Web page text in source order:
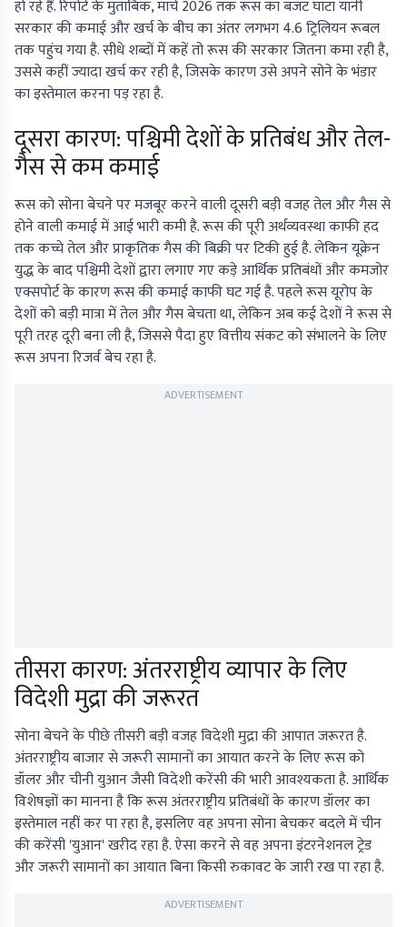
हो रहे हैं. रिपोर्ट के मुताबिक, मार्च 2026 तक रूस का बजट घाटा यानी
सरकार की कमाई और खर्च के बीच का अंतर लगभग 4.6 ट्रिलियन रूबल
तक पहुंच गया है. सीधे शब्दों में कहें तो रूस की सरकार जितना कमा रही है,
उससे कहीं ज्यादा खर्च कर रही है, जिसके कारण उसे अपने सोने के भंडार
का इस्तेमाल करना पड़ रहा है.
दूसरा कारण: पश्चिमी देशों के प्रतिबंध और तेल-
गैस से कम कमाई
रूस को सोना बेचने पर मजबूर करने वाली दूसरी बड़ी वजह तेल और गैस से
होने वाली कमाई में आई भारी कमी है. रूस की पूरी अर्थव्यवस्था काफी हद
तक कच्चे तेल और प्राकृतिक गैस की बिक्री पर टिकी हुई है. लेकिन यूक्रेन
युद्ध के बाद पश्चिमी देशों द्वारा लगाए गए कड़े आर्थिक प्रतिबंधों और कमजोर
एक्सपोर्ट के कारण रूस की कमाई काफी घट गई है. पहले रूस यूरोप के
देशों को बड़ी मात्रा में तेल और गैस बेचता था, लेकिन अब कई देशों ने रूस से
पूरी तरह दूरी बना ली है, जिससे पैदा हुए वित्तीय संकट को संभालने के लिए
रूस अपना रिजर्व बेच रहा है.
ADVERTISEMENT
तीसरा कारण: अंतरराष्ट्रीय व्यापार के लिए
विदेशी मुद्रा की जरूरत
सोना बेचने के पीछे तीसरी बड़ी वजह विदेशी मुद्रा की आपात जरूरत है.
अंतरराष्ट्रीय बाजार से जरूरी सामानों का आयात करने के लिए रूस को
डॉलर और चीनी युआन जैसी विदेशी करेंसी की भारी आवश्यकता है. आर्थिक
विशेषज्ञों का मानना है कि रूस अंतरराष्ट्रीय प्रतिबंधों के कारण डॉलर का
इस्तेमाल नहीं कर पा रहा है, इसलिए वह अपना सोना बेचकर बदले में चीन
की करेंसी 'युआन' खरीद रहा है. ऐसा करने से वह अपना इंटरनेशनल ट्रेड
और जरूरी सामानों का आयात बिना किसी रुकावट के जारी रख पा रहा है.
ADVERTISEMENT